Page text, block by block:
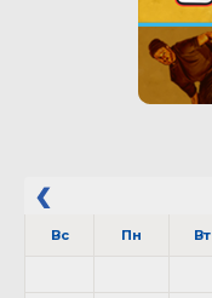
Вс Пн Вт